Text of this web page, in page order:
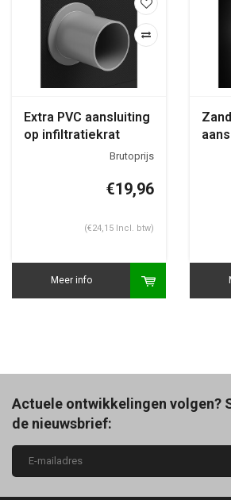
Extra PVC aansluiting
op infiltratiekrat
€19,96
(€24,15 Incl. btw)
Meer info
Actuele ontwikkelingen volgen?
de nieuwsbrief: